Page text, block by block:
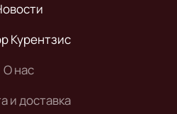
Курентзис
О нас
и доставка